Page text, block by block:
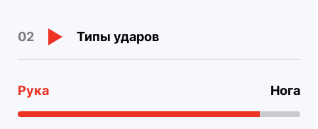
02 Типы ударов
Рука Нога